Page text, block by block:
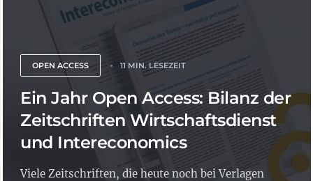
OPEN ACCESS 11 MIN. LESEZEIT
Ein Jahr Open Access: Bilanz der
Zeitschriften Wirtschaftsdienst
und Intereconomics
Viele Zeitschriften, die heute noch bei Verlagen